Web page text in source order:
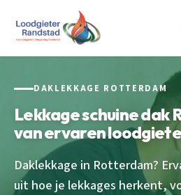
DAKLEKKAGE ROTTERDAM
Lekkage schuine dak
van ervaren
Daklekkage in Rotterdam?
uit hoe je lekkages herkent,